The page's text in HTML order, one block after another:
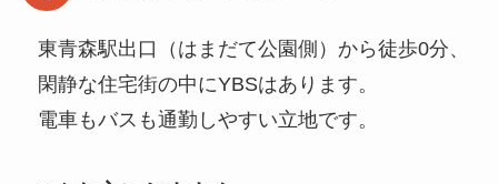
東青森駅出口（はまだて公園側）から徒歩0分、
閑静な住宅街の中にYBSはあります。
電車もバスも通勤しやすい立地です。